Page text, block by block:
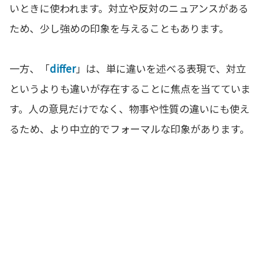
いときに使われます。対立や反対のニュアンスがある
ため、少し強めの印象を与えることもあります。
一方、「differ」は、単に違いを述べる表現で、対立
というよりも違いが存在することに焦点を当てていま
す。人の意見だけでなく、物事や性質の違いにも使え
るため、より中立的でフォーマルな印象があります。